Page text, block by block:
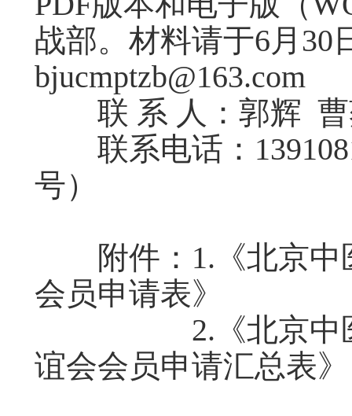
战部。材料请于6月30
bjucmptzb@163.com
联 系 人：郭辉 曹
联系电话：
号）
附件：1.《北京中
会员申请表》
2.《北京中医药
谊会会员申请汇总表》